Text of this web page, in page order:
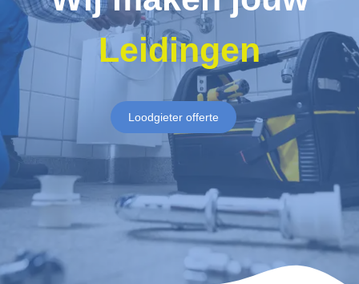
Leidingen
Loodgieter offerte